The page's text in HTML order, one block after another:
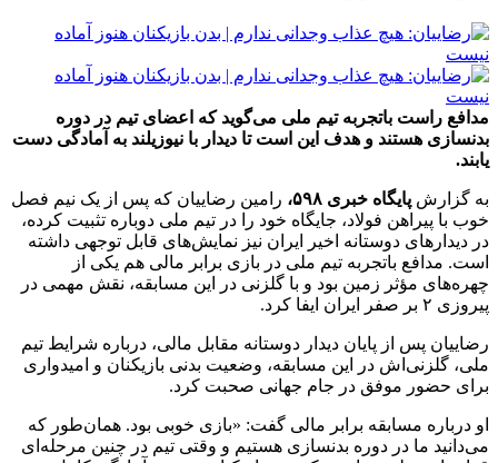
مدافع راست باتجربه تیم ملی می‌گوید که اعضای تیم در دوره
بدنسازی هستند و هدف این است تا دیدار با نیوزیلند به آمادگی دست
یابند.
به گزارش پایگاه خبری ۵۹۸،
رامین رضاییان که پس از یک نیم فصل
خوب با پیراهن فولاد، جایگاه خود را در تیم ملی دوباره تثبیت کرده،
در دیدارهای دوستانه اخیر ایران نیز نمایش‌های قابل توجهی داشته
است. مدافع باتجربه تیم ملی در بازی برابر مالی هم یکی از
چهره‌های مؤثر زمین بود و با گلزنی در این مسابقه، نقش مهمی در
پیروزی ۲ بر صفر ایران ایفا کرد.
رضاییان پس از پایان دیدار دوستانه مقابل مالی، درباره شرایط تیم
ملی، گلزنی‌اش در این مسابقه، وضعیت بدنی بازیکنان و امیدواری
برای حضور موفق در جام جهانی صحبت کرد.
او درباره مسابقه برابر مالی گفت: «بازی خوبی بود. همان‌طور که
می‌دانید ما در دوره بدنسازی هستیم و وقتی تیم در چنین مرحله‌ای